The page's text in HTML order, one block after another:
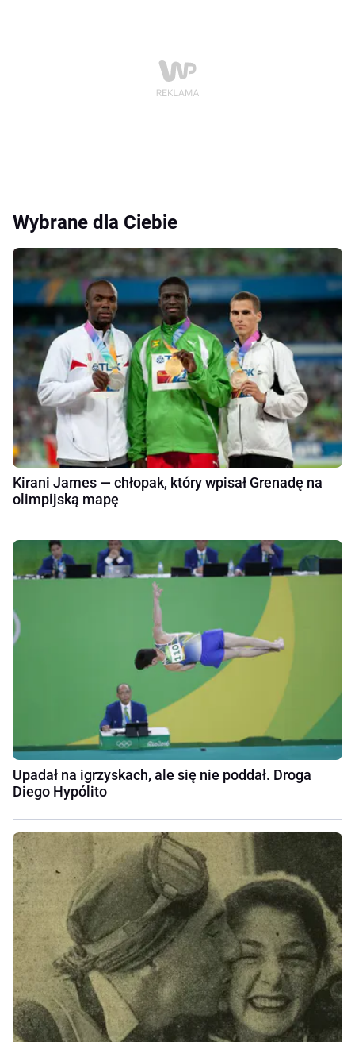
Wybrane dla Ciebie
Kirani James — chłopak, który wpisał Grenadę na
olimpijską mapę
Upadał na igrzyskach, ale się nie poddał. Droga
Diego Hypólito